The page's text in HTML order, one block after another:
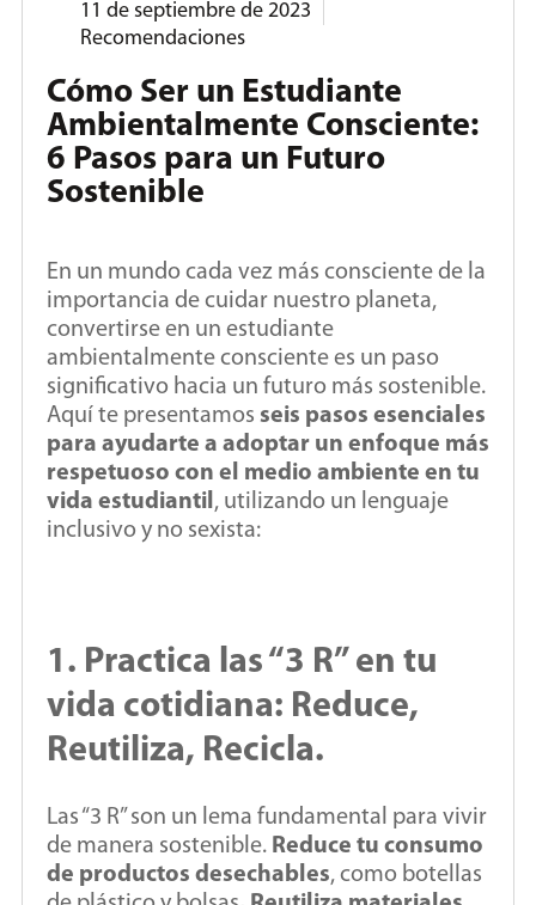
11 de septiembre de 2023
Recomendaciones
Cómo Ser un Estudiante
Ambientalmente Consciente:
6 Pasos para un Futuro
Sostenible
En un mundo cada vez más consciente de la
importancia de cuidar nuestro planeta,
convertirse en un estudiante
ambientalmente consciente es un paso
significativo hacia un futuro más sostenible.
Aquí te presentamos seis pasos esenciales
para ayudarte a adoptar un enfoque más
respetuoso con el medio ambiente en tu
vida estudiantil , utilizando un lenguaje
inclusivo y no sexista:
1. Practica las “3 R” en tu
vida cotidiana: Reduce,
Reutiliza, Recicla.
Las “3 R” son un lema fundamental para vivir
de manera sostenible. Reduce tu consumo
de productos desechables, como botellas